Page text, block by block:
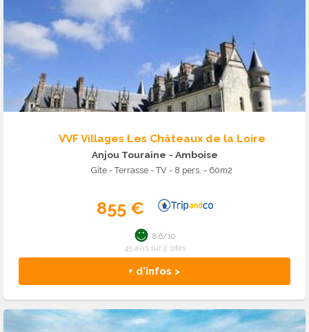
VVF Villages Les Châteaux de la Loire
Anjou Touraine - Amboise
Gîte - Terrasse - TV - 8 pers. - 60m2
855 €
+ d'infos >
8.6/10
45 avis sur 2 sites